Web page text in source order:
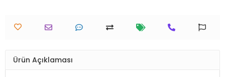
Ürün Açıklaması